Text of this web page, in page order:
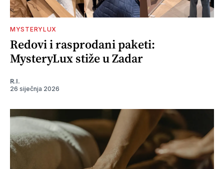
MYSTERYLUX
Redovi i rasprodani paketi:
MysteryLux stiže u Zadar
R.I.
26 siječnja 2026